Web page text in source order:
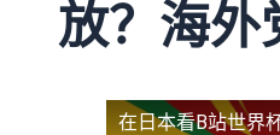
放？海外
在日本看B站世界